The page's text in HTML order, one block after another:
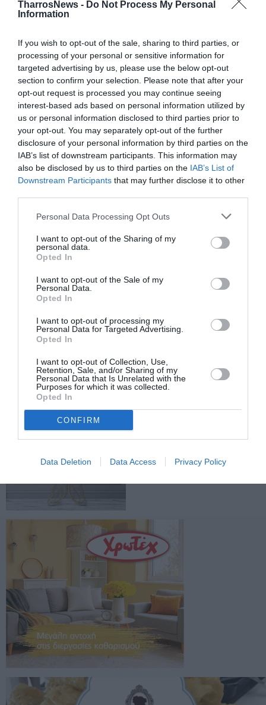
TharrosNews - Do Not Process My Personal
Information
If you wish to opt-out of the sale, sharing to third parties, or
processing of your personal or sensitive information for
targeted advertising by us, please use the below opt-out
section to confirm your selection. Please note that after your
opt-out request is processed you may continue seeing
interest-based ads based on personal information utilized by
us or personal information disclosed to third parties prior to
your opt-out. You may separately opt-out of the further
disclosure of your personal information by third parties on the
IAB’s list of downstream participants. This information may
also be disclosed by us to third parties on the IAB’s List of
Downstream Participants that may further disclose it to other
Personal Data Processing Opt Outs
I want to opt-out of the Sharing of my
personal data.
Opted In
I want to opt-out of the Sale of my
Personal Data.
Opted In
I want to opt-out of processing my
Personal Data for Targeted Advertising.
Opted In
I want to opt-out of Collection, Use,
Retention, Sale, and/or Sharing of my
Personal Data that Is Unrelated with the
Purposes for which it was collected.
Opted In
CONFIRM
Data Deletion Data Access Privacy Policy
09:50:Ολοκληρώθηκαν οι διαμαρτυρίες στο λιμάνι
της Καλαμάτας, ενώ το συγκεντρωμένο πλήθος
συνέχισε με πορεία συνοδεία αστυνομικής δύναμης.
τέλος του Πάρκου του ΟΣΕ, όπου οι συγκεντρωμένοι
φώναξαν συνθήματα, αλλά δεν κατευθύνθηκαν προς
το λιμάνι.
ΜΑΤ
Facebook